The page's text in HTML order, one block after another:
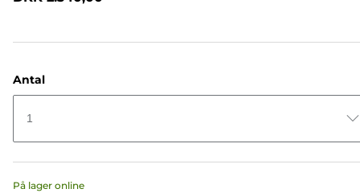
Antal
1
På lager online